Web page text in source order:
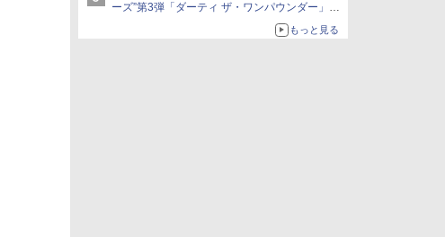
ーズ”第3弾「ダーティ ザ・ワンパウンダー」を
「特製ガーリックマヨソース」を使用した超大
もっと見る